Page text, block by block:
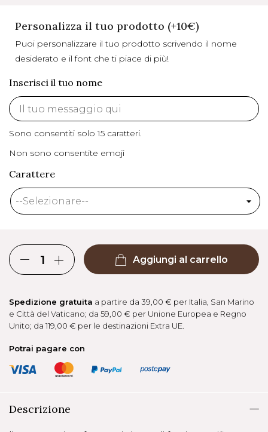
Personalizza il tuo prodotto (+10€)
Puoi personalizzare il tuo prodotto scrivendo il nome
desiderato e il font che ti piace di più!
Inserisci il tuo nome
Sono consentiti solo 15 caratteri.
Non sono consentite emoji
Carattere
Aggiungi al carrello
Spedizione gratuita a partire da 39,00 € per Italia, San Marino
e Città del Vaticano; da 59,00 € per Unione Europea e Regno
Unito; da 119,00 € per le destinazioni Extra UE.
Potrai pagare con
Descrizione